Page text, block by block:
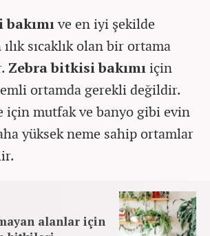
ve en iyi şekilde
sıcaklık olan bir ortama
Zebra bitkisi bakımıiçin
ortamda gerekli değildir.
için mutfak ve banyo gibi evin
yüksek neme sahip ortamlar
alanlar için